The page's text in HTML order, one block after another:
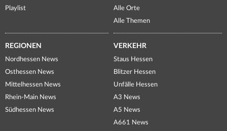
Playlist
Alle Orte
Alle Themen
REGIONEN
Nordhessen News
Osthessen News
Mittelhessen News
Rhein-Main News
Südhessen News
VERKEHR
Staus Hessen
Blitzer Hessen
Unfälle Hessen
A3 News
A5 News
A661 News